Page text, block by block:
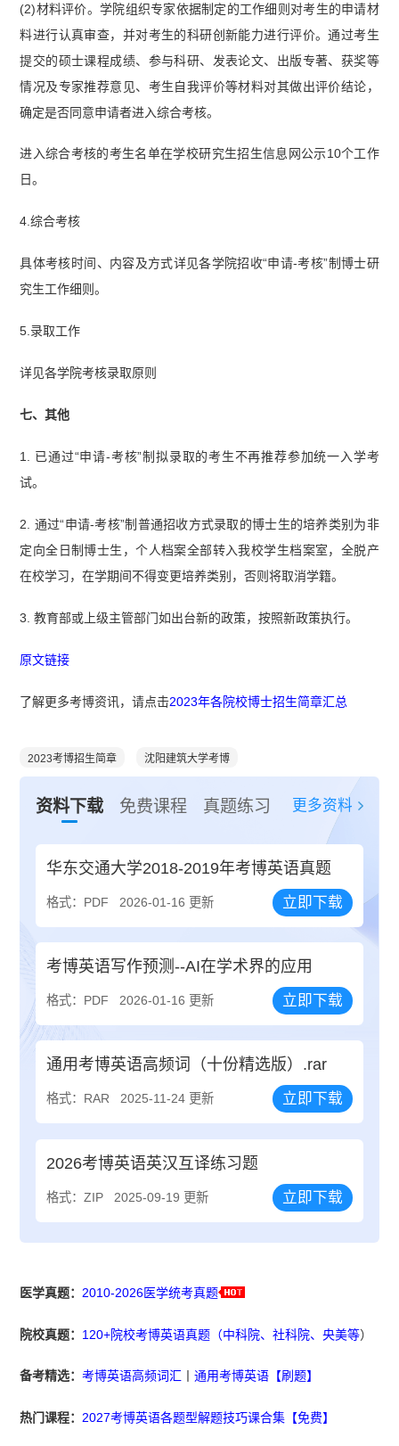
(2)材料评价。学院组织专家依据制定的工作细则对考生的申请材
料进行认真审查，并对考生的科研创新能力进行评价。通过考生
提交的硕士课程成绩、参与科研、发表论文、出版专著、获奖等
情况及专家推荐意见、考生自我评价等材料对其做出评价结论，
确定是否同意申请者进入综合考核。
进入综合考核的考生名单在学校研究生招生信息网公示10个工作
日。
4.综合考核
具体考核时间、内容及方式详见各学院招收“申请-考核”制博士研
究生工作细则。
5.录取工作
详见各学院考核录取原则
七、其他
1. 已通过“申请-考核”制拟录取的考生不再推荐参加统一入学考
试。
2. 通过“申请-考核”制普通招收方式录取的博士生的培养类别为非
定向全日制博士生，个人档案全部转入我校学生档案室，全脱产
在校学习，在学期间不得变更培养类别，否则将取消学籍。
3. 教育部或上级主管部门如出台新的政策，按照新政策执行。
原文链接
了解更多考博资讯，请点击2023年各院校博士招生简章汇总
2023考博招生简章 沈阳建筑大学考博
资料下载 免费课程 真题练习 更多资料
华东交通大学2018-2019年考博英语真题
格式：PDF 2026-01-16 更新 立即下载
考博英语写作预测--AI在学术界的应用
格式：PDF 2026-01-16 更新 立即下载
通用考博英语高频词（十份精选版）.rar
格式：RAR 2025-11-24 更新 立即下载
2026考博英语英汉互译练习题
格式：ZIP 2025-09-19 更新 立即下载
医学真题： 2010-2026医学统考真题
院校真题： 120+院校考博英语真题（中科院、社科院、央美等）
备考精选：考博英语高频词汇 丨通用考博英语【刷题】
热门课程：2027考博英语各题型解题技巧课合集【免费】